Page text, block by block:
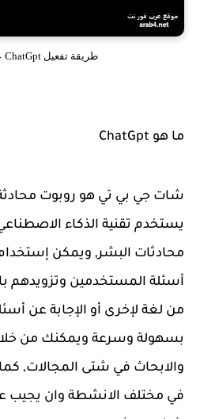
طريقة تفعيل ChatGpt على واتساب
ما هو ChatGpt
شات جي بي تي هو روبوت محادثة
محادثات البشر, ويمكن
أسئلة المستخدمين وتزويدهم
من لغة لإخرى أو الإجابة عن
بسهولة وسرعة ويمكنك من
والابحاث في شتى المجالات,
في مختلف الانشطة وان يجيب